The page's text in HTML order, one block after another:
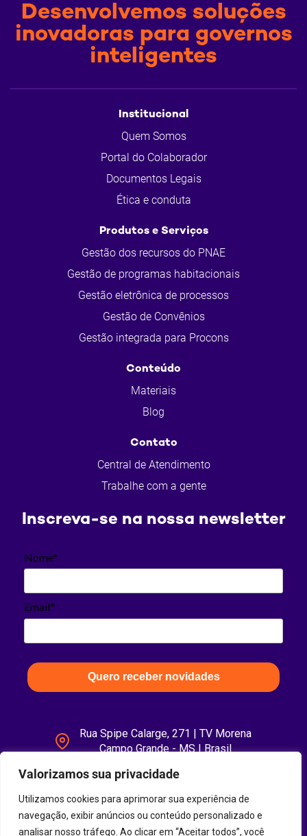
Valorizamos sua privacidade
Utilizamos cookies para aprimorar sua experiência de
navegação, exibir anúncios ou conteúdo personalizado e
analisar nosso tráfego. Ao clicar em “Aceitar todos”, você
Desenvolvemos soluções
inovadoras para governos
inteligentes
Institucional
Quem Somos
Portal do Colaborador
Documentos Legais
Ética e conduta
Produtos e Serviços
Gestão dos recursos do PNAE
Gestão de programas habitacionais
Gestão eletrônica de processos
Gestão de Convênios
Gestão integrada para Procons
Conteúdo
Materiais
Blog
Contato
Central de Atendimento
Trabalhe com a gente
Inscreva-se na nossa newsletter
Nome*
Email*
Quero receber novidades
Rua Spipe Calarge, 271 | TV Morena
Campo Grande - MS | Brasil